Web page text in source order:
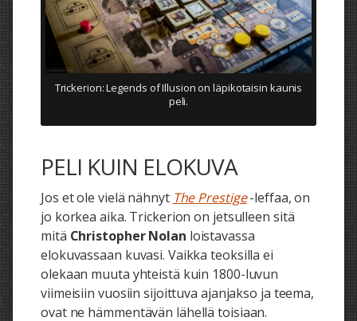
Trickerion: Legends of Illusion on läpikotaisin kaunis
peli.
PELI KUIN ELOKUVA
Jos et ole vielä nähnyt The Prestige-leffaa, on
jo korkea aika. Trickerion on jetsulleen sitä
mitä Christopher Nolan loistavassa
elokuvassaan kuvasi. Vaikka teoksilla ei
olekaan muuta yhteistä kuin 1800-luvun
viimeisiin vuosiin sijoittuva ajanjakso ja teema,
ovat ne hämmentävän lähellä toisiaan.